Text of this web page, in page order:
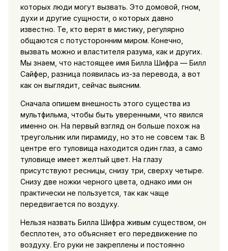
которых люди могут вызвать. Это домовой, гном,
духи и другие сущности, о которых давно
известно. Те, кто верят в мистику, регулярно
общаются с потусторонним миром. Конечно,
вызвать можно и властителя разума, как и других.
Мы знаем, что настоящее имя Билла Шифра — Билл
Сайфер, разница появилась из-за перевода, а вот
как он выглядит, сейчас выясним.
Сначала опишем внешность этого существа из
мультфильма, чтобы быть уверенными, что явился
именно он. На первый взгляд он больше похож на
треугольник или пирамиду, но это не совсем так. В
центре его туловища находится один глаз, а само
туловище имеет желтый цвет. На глазу
присутствуют ресницы, снизу три, сверху четыре.
Снизу две ножки черного цвета, однако ими он
практически не пользуется, так как чаще
передвигается по воздуху.
Нельзя назвать Билла Шифра живым существом, он
бесплотен, это объясняет его передвижение по
воздуху. Его руки не закреплены и постоянно